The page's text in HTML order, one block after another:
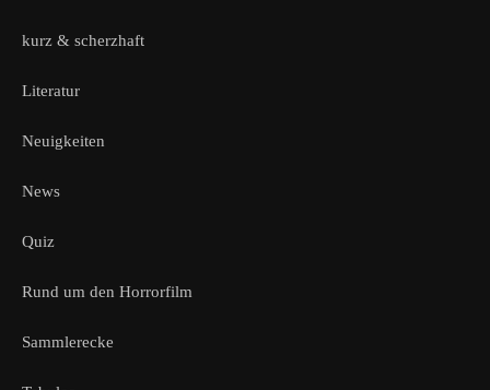
kurz & scherzhaft
Literatur
Neuigkeiten
News
Quiz
Rund um den Horrorfilm
Sammlerecke